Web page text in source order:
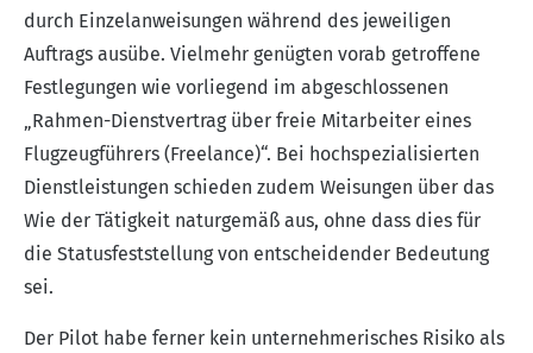
durch Einzelanweisungen während des jeweiligen
Auftrags ausübe. Vielmehr genügten vorab getroffene
Festlegungen wie vorliegend im abgeschlossenen
„Rahmen-Dienstvertrag über freie Mitarbeiter eines
Flugzeugführers (Freelance)“. Bei hochspezialisierten
Dienstleistungen schieden zudem Weisungen über das
Wie der Tätigkeit naturgemäß aus, ohne dass dies für
die Statusfeststellung von entscheidender Bedeutung
sei.
Der Pilot habe ferner kein unternehmerisches Risiko als